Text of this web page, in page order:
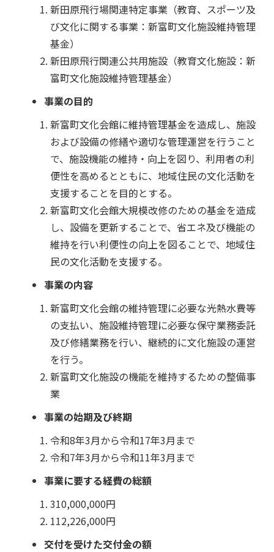
新田原飛行場関連特定事業（教育、スポーツ及
び文化に関する事業：新富町文化施設維持管理
基金）
新田原飛行関連公共用施設（教育文化施設：新
富町文化施設維持管理基金）
事業の目的
新富町文化会館に維持管理基金を造成し、施設
および設備の修繕や適切な管理運営を行うこと
で、施設機能の維持・向上を図り、利用者の利
便性を高めるとともに、地域住民の文化活動を
支援することを目的とする。
新富町文化会館大規模改修のための基金を造成
し、設備を更新することで、省エネ及び機能の
維持を行い利便性の向上を図ることで、地域住
民の文化活動を支援する。
事業の内容
新富町文化会館の維持管理に必要な光熱水費等
の支払い、施設維持管理に必要な保守業務委託
及び修繕業務を行い、継続的に文化施設の運営
を行う。
新富町文化施設の機能を維持するための整備事
業
事業の始期及び終期
令和8年3月から令和17年3月まで
令和7年3月から令和11年3月まで
事業に要する経費の総額
310,000,000円
112,226,000円
交付を受けた交付金の額